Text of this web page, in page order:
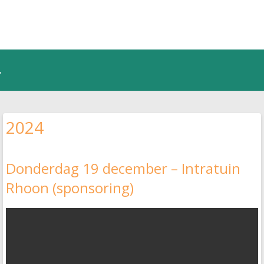
2024
Donderdag 19 december – Intratuin
Rhoon (sponsoring)